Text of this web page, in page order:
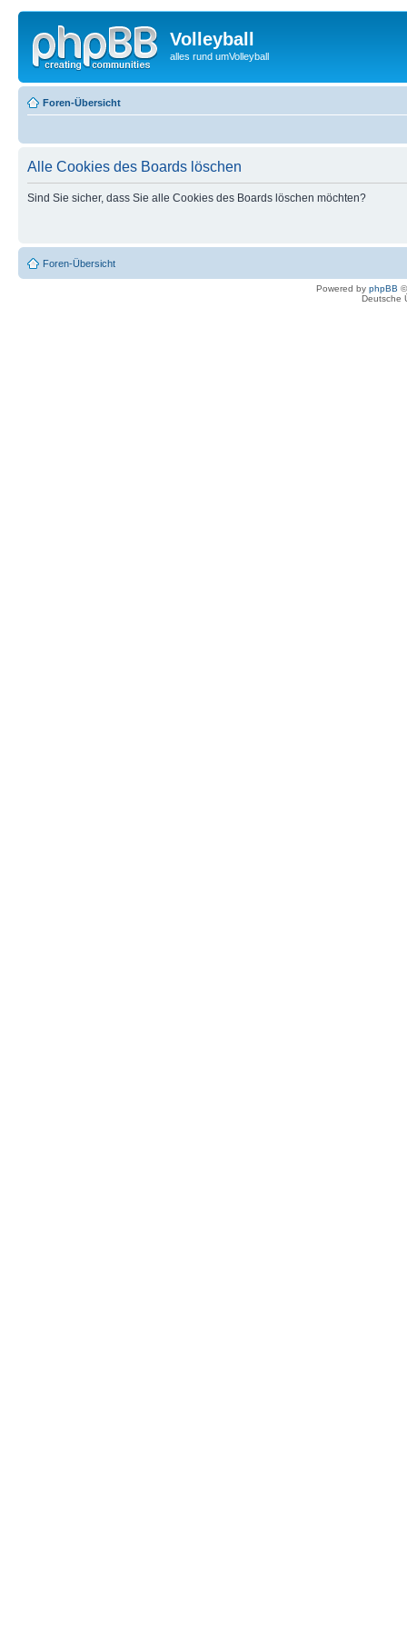
Volleyball
alles rund umVolleyball
Foren-Übersicht
Alle Cookies des Boards löschen
Sind Sie sicher, dass Sie alle Cookies des Boards löschen möchten?
Foren-Übersicht
Powered by phpBB
Deutsche